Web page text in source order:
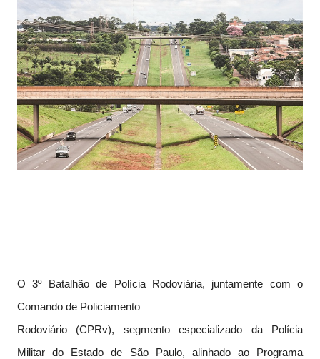
O 3º Batalhão de Polícia Rodoviária, juntamente com o
Comando de Policiamento
Rodoviário (CPRv), segmento especializado da Polícia
Militar do Estado de São Paulo, alinhado ao Programa